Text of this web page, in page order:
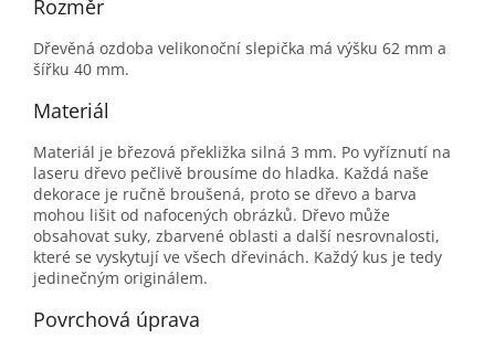
Rozměr
Dřevěná ozdoba velikonoční slepička má výšku 62 mm a
šířku 40 mm.
Materiál
Materiál je březová překližka silná 3 mm. Po vyříznutí na
laseru dřevo pečlivě brousíme do hladka. Každá naše
dekorace je ručně broušená, proto se dřevo a barva
mohou lišit od nafocených obrázků. Dřevo může
obsahovat suky, zbarvené oblasti a další nesrovnalosti,
které se vyskytují ve všech dřevinách. Každý kus je tedy
jedinečným originálem.
Povrchová úprava